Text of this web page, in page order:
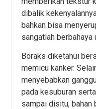
dibalik
bahkan bisa
sangatlah berbahaya
Boraks diketahui
memicu kanker.
menyebabkan
pada kesuburan
sampai disitu, bahan